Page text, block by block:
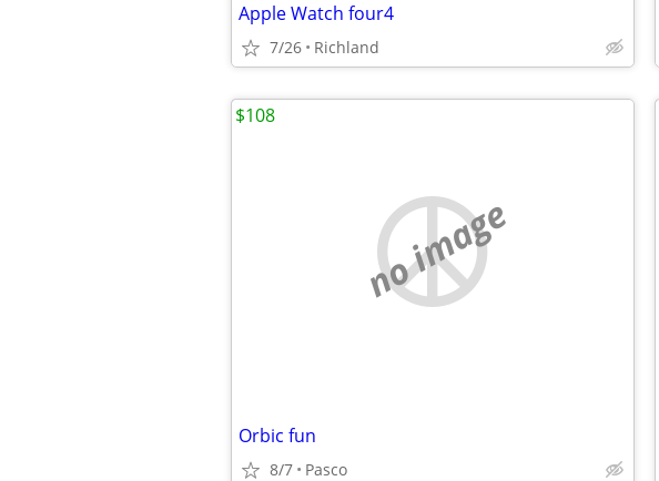
Apple Watch four4
7/26 Richland
no image
Orbic fun
8/7 Pasco
$108